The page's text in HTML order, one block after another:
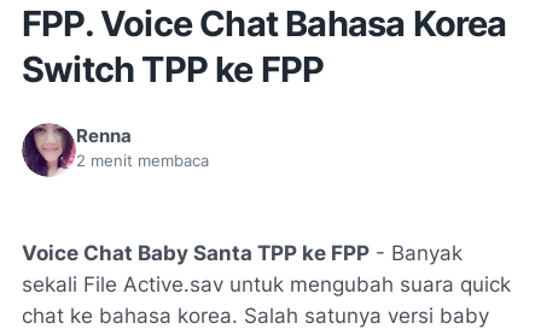
FPP. Voice Chat Bahasa Korea
Switch TPP ke FPP
Renna
2 menit membaca
Voice Chat Baby Santa TPP ke FPP - Banyak
sekali File Active.sav untuk mengubah suara quick
chat ke bahasa korea. Salah satunya versi baby